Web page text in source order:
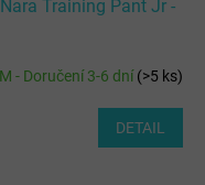
Training Pant Jr -
- Doručení 3-6 dní(>5 ks)
DETAIL